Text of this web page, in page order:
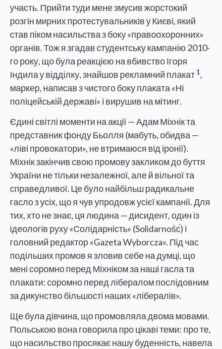
участь. Прийти туди мене змусив жорстокий
розгін мирних протестувальників у Києві, який
став піком насильства з боку «правоохоронних»
органів. Тож я згадав студентську кампанію 2010-
го року, що була реакцією на вбивство Ігоря
Індила у відділку, знайшов рекламний плакат 1 ,
маркер, написав з чистого боку плаката «Ні
поліцейській державі» і вирушив на мітинг.
Єдині світлі моменти на акції — Адам Міхнік та
представник фонду Бьолля (мабуть, обидва —
«ліві провокатори», не втримаюся від іронії).
Міхнік закінчив свою промову закликом до буття
України не тільки незалежної, але й вільної та
справедливої. Це було найбільш радикальне
гасло з усіх, що я чув упродовж усієї кампанії. Для
тих, хто не знає, ця людина — дисидент, один із
ідеологів руху «Солідарність» (Solidarnośс́) і
головний редактор «Gazeta Wyborcza». Під час
подільших промов я зловив себе на думці, що
мені соромно перед Міхніком за наші гасла та
плакати: соромно перед лібералом послідовним
за дикунство більшості наших «лібералів».
Ще була дівчина, що промовляла двома мовами.
Польською вона говорила про цікаві теми: про те,
що насильство просякає нашу буденність, навела